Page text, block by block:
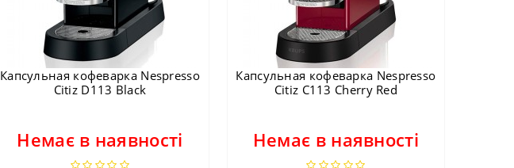
Капсульная кофеварка Nespresso
Citiz D113 Black
Немає в наявності
Капсульная кофеварка Nespresso
Citiz C113 Cherry Red
Немає в наявності